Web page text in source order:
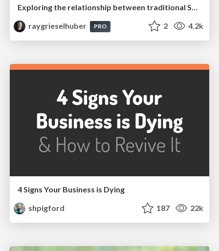
Exploring the relationship between traditional SERPs and Gen AI search
raygrieselhuber
PRO 2 4.2k
4 Signs Your Business is Dying
shpigford
187 22k